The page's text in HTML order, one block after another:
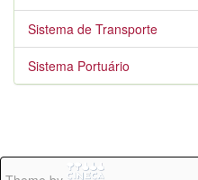
Sistema de Transporte
Sistema Portuário